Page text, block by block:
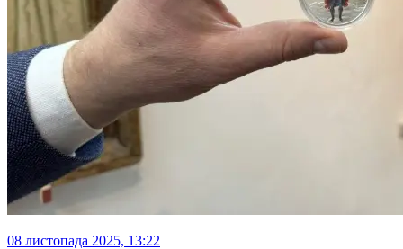
08 листопада 2025, 13:22